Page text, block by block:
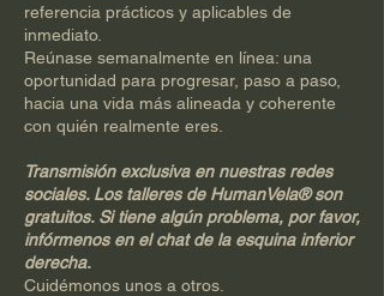
referencia prácticos y aplicables de
inmediato.
Reúnase semanalmente en línea: una
oportunidad para progresar, paso a paso,
hacia una vida más alineada y coherente
con quién realmente eres.
Transmisión exclusiva en nuestras redes
sociales. Los talleres de HumanVela® son
gratuitos. Si tiene algún problema, por favor,
infórmenos en el chat de la esquina inferior
derecha.
Cuidémonos unos a otros.